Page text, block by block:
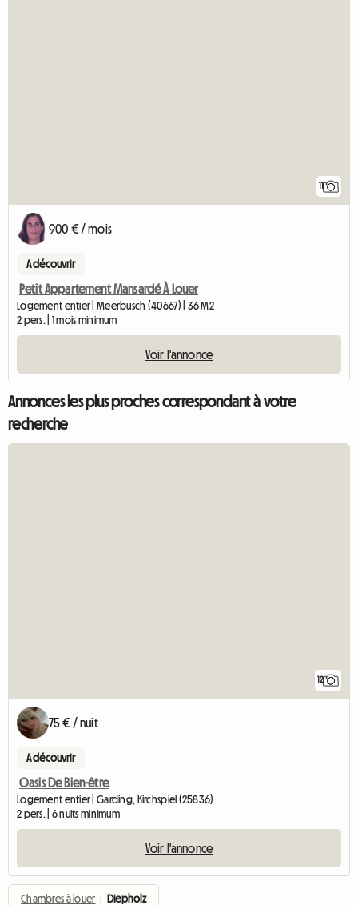
11
900 € / mois
A découvrir
Petit Appartement Mansardé À Louer
Logement entier | Meerbusch (40667) | 36 M2
2 pers. | 1 mois minimum
Voir l'annonce
Annonces les plus proches correspondant à votre
recherche
12
75 € / nuit
A découvrir
Oasis De Bien-être
Logement entier | Garding, Kirchspiel (25836)
2 pers. | 6 nuits minimum
Voir l'annonce
Chambres à louer › Diepholz